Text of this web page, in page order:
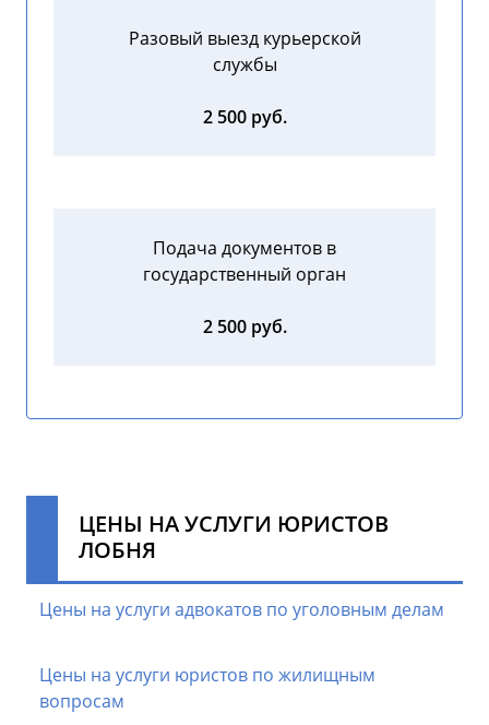
Разовый выезд курьерской
службы
2 500 руб.
Подача документов в
государственный орган
2 500 руб.
ЦЕНЫ НА УСЛУГИ ЮРИСТОВ
ЛОБНЯ
Цены на услуги адвокатов по уголовным делам
Цены на услуги юристов по жилищным
вопросам